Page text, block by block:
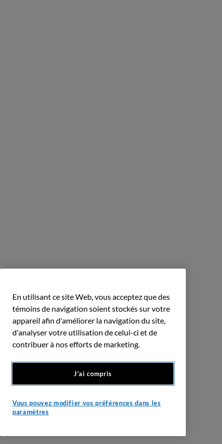
En utilisant ce site Web, vous acceptez que des
témoins de navigation soient stockés sur votre
appareil afin d'améliorer la navigation du site,
d'analyser votre utilisation de celui-ci et de
contribuer à nos efforts de marketing.
J'ai compris
Vous pouvez modifier vos préférences dans les
paramètres